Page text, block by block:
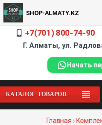
SHOP-ALMATY.KZ
+7(701) 800-74-90
Г. Алматы, ул.
Начать
КАТАЛОГ ТОВАРОВ
Главная ›